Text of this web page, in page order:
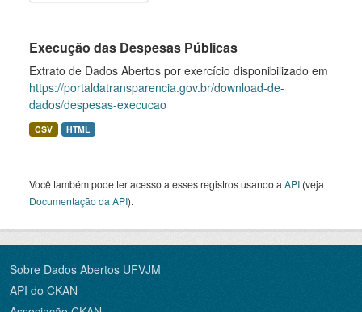
Execução das Despesas Públicas
Extrato de Dados Abertos por exercício disponibilizado em
https://portaldatransparencia.gov.br/download-de-
dados/despesas-execucao
CSV HTML
Você também pode ter acesso a esses registros usando a API (veja
Documentação da API).
Sobre Dados Abertos UFVJM
API do CKAN